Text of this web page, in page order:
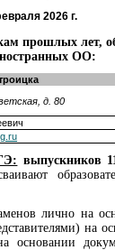
2026 г.
прошлых лет,
ОО:
д. 80
выпускников
лично на
на